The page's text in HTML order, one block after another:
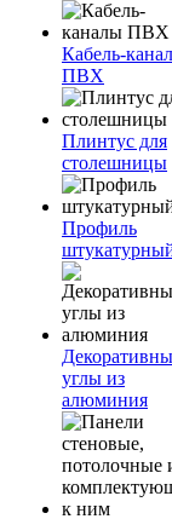
Кабель-
ПВХ
Плинтус для
столешницы
Профиль
углы из
алюминия